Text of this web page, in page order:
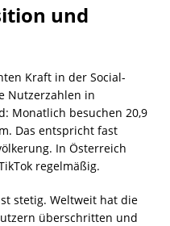
und
Kraft in der Social-
Nutzerzahlen in
Monatlich besuchen 20,9
Das entspricht fast
In Österreich
regelmäßig.
stetig. Weltweit hat die
überschritten und